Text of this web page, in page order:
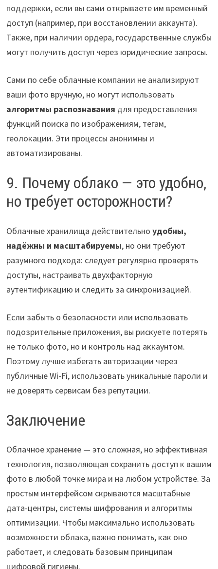
поддержки, если вы сами открываете им временный
доступ (например, при восстановлении аккаунта).
Также, при наличии ордера, государственные службы
могут получить доступ через юридические запросы.
Сами по себе облачные компании не анализируют
ваши фото вручную, но могут использовать
алгоритмы распознавания для предоставления
функций поиска по изображениям, тегам,
геолокации. Эти процессы анонимны и
автоматизированы.
9. Почему облако — это удобно,
но требует осторожности?
Облачные хранилища действительно удобны,
надёжны и масштабируемы, но они требуют
разумного подхода: следует регулярно проверять
доступы, настраивать двухфакторную
аутентификацию и следить за синхронизацией.
Если забыть о безопасности или использовать
подозрительные приложения, вы рискуете потерять
не только фото, но и контроль над аккаунтом.
Поэтому лучше избегать авторизации через
публичные Wi-Fi, использовать уникальные пароли и
не доверять сервисам без репутации.
Заключение
Облачное хранение — это сложная, но эффективная
технология, позволяющая сохранить доступ к вашим
фото в любой точке мира и на любом устройстве. За
простым интерфейсом скрываются масштабные
дата-центры, системы шифрования и алгоритмы
оптимизации. Чтобы максимально использовать
возможности облака, важно понимать, как оно
работает, и следовать базовым принципам
цифровой гигиены.